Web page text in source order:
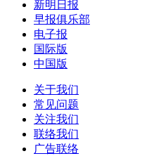
新明日报
早报俱乐部
电子报
国际版
中国版
关于我们
常见问题
关注我们
联络我们
广告联络